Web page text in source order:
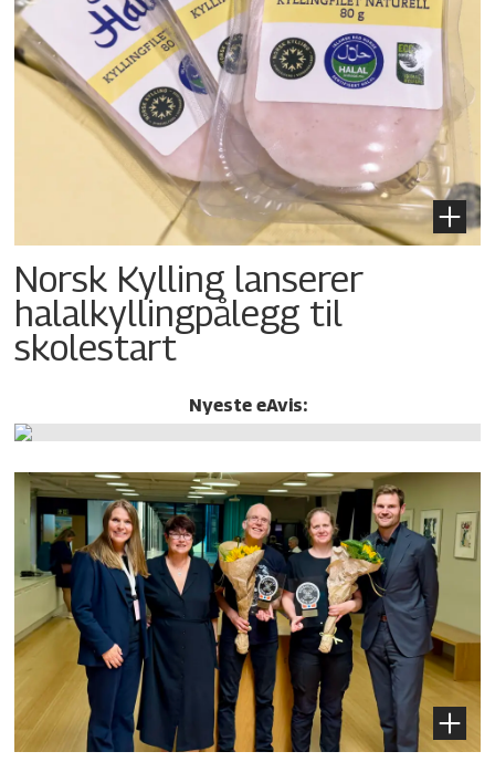
Norsk Kylling lanserer
halalkylling­pålegg til
skolestart
Nyeste eAvis: